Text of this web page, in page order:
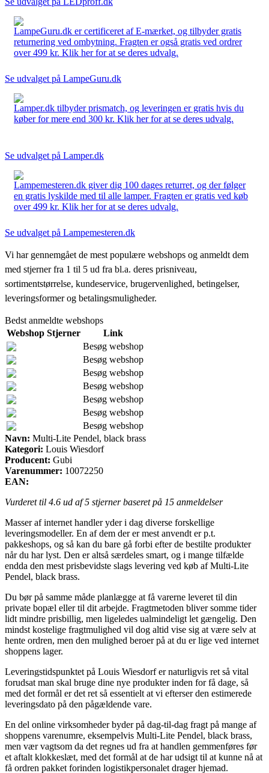
LampeGuru.dk er certificeret af E-mærket, og tilbyder gratis
returnering ved ombytning. Fragten er også gratis ved ordrer
over 499 kr. Klik her for at se deres udvalg.
Se udvalget på LampeGuru.dk
Lamper.dk tilbyder prismatch, og leveringen er gratis hvis du
køber for mere end 300 kr. Klik her for at se deres udvalg.
Se udvalget på Lamper.dk
Lampemesteren.dk giver dig 100 dages returret, og der følger
en gratis lyskilde med til alle lamper. Fragten er gratis ved køb
over 499 kr. Klik her for at se deres udvalg.
Se udvalget på Lampemesteren.dk
Vi har gennemgået de mest populære webshops og anmeldt dem
med stjerner fra 1 til 5 ud fra bl.a. deres prisniveau,
sortimentstørrelse, kundeservice, brugervenlighed, betingelser,
leveringsformer og betalingsmuligheder.
Bedst anmeldte webshops
Webshop Stjerner
Link
Besøg webshop
Besøg webshop
Besøg webshop
Besøg webshop
Besøg webshop
Besøg webshop
Besøg webshop
Navn: Multi-Lite Pendel, black brass
Kategori: Louis Wiesdorf
Producent: Gubi
Varenummer: 10072250
EAN:
Vurderet til 4.6 ud af 5 stjerner baseret på 15 anmeldelser
Masser af internet handler yder i dag diverse forskellige
leveringsmodeller. En af dem der er mest anvendt er p.t.
pakkeshops, og så kan du bare gå forbi efter de bestilte produkter
når du har lyst. Den er altså særdeles smart, og i mange tilfælde
endda den mest prisbevidste slags levering ved køb af Multi-Lite
Pendel, black brass.
Du bør på samme måde planlægge at få varerne leveret til din
private bopæl eller til dit arbejde. Fragtmetoden bliver somme tider
lidt mindre prisbillig, men ligeledes ualmindeligt let gængelig. Den
mindst kostelige fragtmulighed vil dog altid vise sig at være selv at
hente ordren, men den mulighed beroer på at du er lige ved internet
shoppens lager.
Leveringstidspunktet på Louis Wiesdorf er naturligvis ret så vital
forudsat man skal bruge dine nye produkter inden for få dage, så
med det formål er det ret så essentielt at vi efterser den estimerede
leveringsdato på den pågældende vare.
En del online virksomheder byder på dag-til-dag fragt på mange af
shoppens varenumre, eksempelvis Multi-Lite Pendel, black brass,
men vær vagtsom da det regnes ud fra at handlen gemmenføres før
et aftalt klokkeslæt, med det formål at de har udsigt til at kunne nå at
få ordren pakket forinden logistikpersonalet drager hjemad.